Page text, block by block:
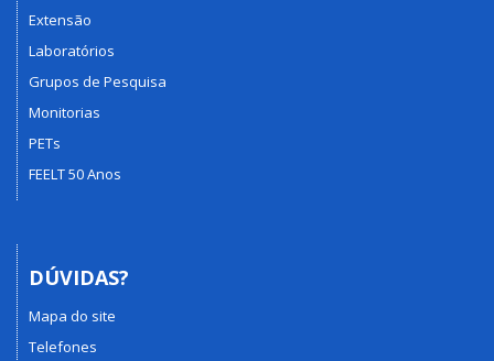
Extensão
Laboratórios
Grupos de Pesquisa
Monitorias
PETs
FEELT 50 Anos
DÚVIDAS?
Mapa do site
Telefones